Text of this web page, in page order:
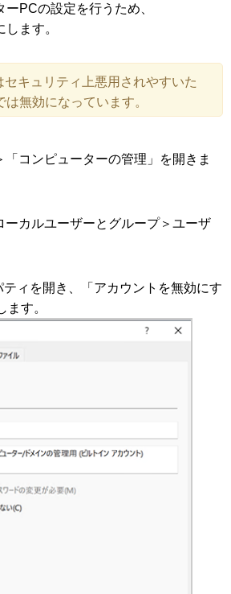
PCの設定を行うため、
ます。
セキュリティ上悪用されやすいた
無効になっています。
「コンピューターの管理」を開きま
ーカルユーザーとグループ＞ユーザ
ィを開き、「アカウントを無効にす
ます。